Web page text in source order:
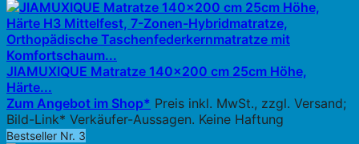
JIAMUXIQUE Matratze 140x200 cm 25cm Höhe,
Härte...
Zum Angebot im Shop* Preis inkl. MwSt., zzgl. Versand;
Bild-Link* Verkäufer-Aussagen. Keine Haftung
Bestseller Nr. 3